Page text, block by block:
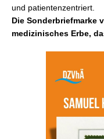
und patientenzentriert.
Die Sonderbriefmarke
medizinisches Erbe,